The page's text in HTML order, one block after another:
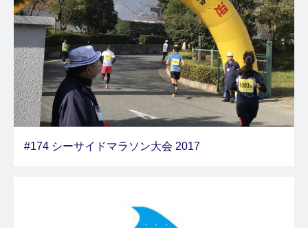
#174 シーサイドマラソン大会 2017